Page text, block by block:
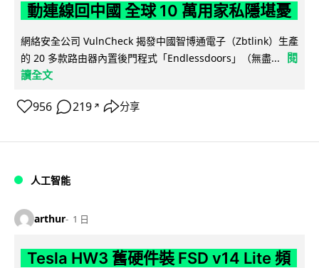
動連線回中國 全球 10 萬用家私隱堪憂
網絡安全公司 VulnCheck 揭發中國智博通電子（Zbtlink）生產
的 20 多款路由器內置後門程式「Endlessdoors」（無盡...
閱
讀全文
956 219 ↗ 分享
人工智能
arthur 1 日
Tesla HW3 舊硬件裝 FSD v14 Lite 頻